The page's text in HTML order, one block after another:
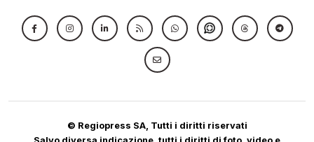
© Regiopress SA, Tutti i diritti riservati